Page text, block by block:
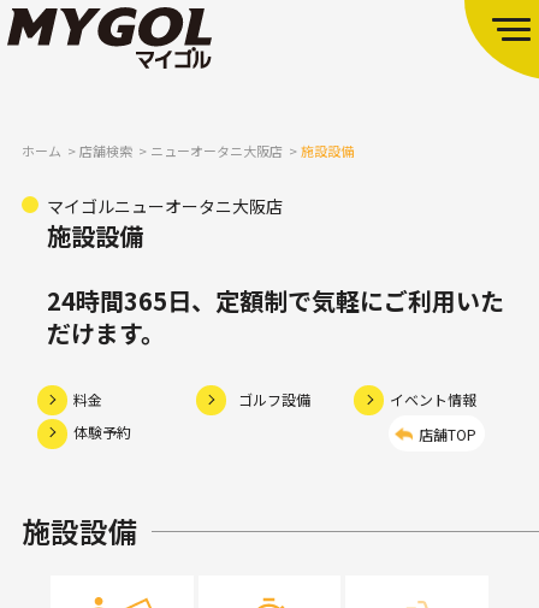
ホーム 店舗検索 ニューオータニ大阪店 施設設備
マイゴルニューオータニ大阪店
施設設備
24時間365日、定額制で気軽にご利用いた
だけます。
料金 ゴルフ設備
イベント情報
体験予約
店舗TOP
施設設備